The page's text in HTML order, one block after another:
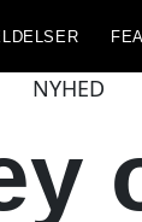
NYHED